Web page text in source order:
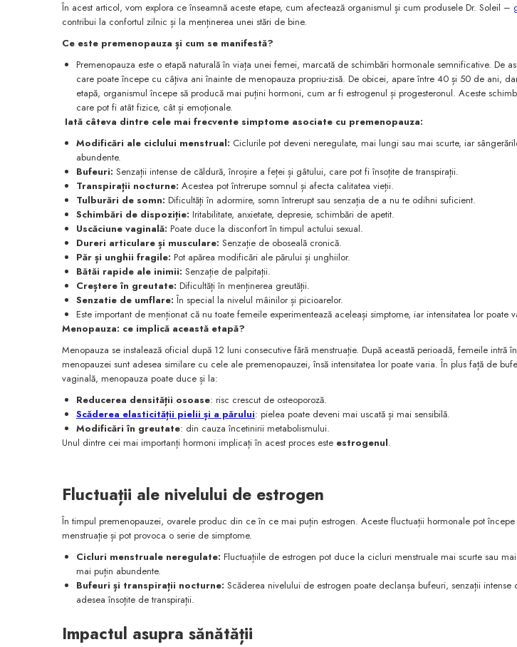
În acest articol, vom explora ce înseamnă aceste etape, cum afectează organismul și cum produsele Dr. Soleil –
contribui la confortul zilnic și la menținerea unei stări de bine.
Ce este premenopauza și cum se manifestă?
Premenopauza este o etapă naturală în viața unei femei, marcată de schimbări hormonale semnificative. De
care poate începe cu câțiva ani înainte de menopauza propriu-zisă. De obicei, apare între 40 și 50 de ani,
etapă, organismul începe să producă mai puțini hormoni, cum ar fi estrogenul și progesteronul. Aceste
care pot fi atât fizice, cât și emoționale.
Iată câteva dintre cele mai frecvente simptome asociate cu premenopauza:
Modificări ale ciclului menstrual: Ciclurile pot deveni neregulate, mai lungi sau mai scurte, iar
abundente.
Bufeuri: Senzații intense de căldură, înroșire a feței și gâtului, care pot fi însoțite de transpirații.
Transpirații nocturne: Acestea pot întrerupe somnul și afecta calitatea vieții.
Tulburări de somn: Dificultăți în adormire, somn întrerupt sau senzația de a nu te odihni suficient.
Schimbări de dispoziție: Iritabilitate, anxietate, depresie, schimbări de apetit.
Uscăciune vaginală: Poate duce la disconfort în timpul actului sexual.
Dureri articulare și musculare: Senzație de oboseală cronică.
Păr și unghii fragile: Pot apărea modificări ale părului și unghiilor.
Bătăi rapide ale inimii: Senzație de palpitații.
Creștere în greutate: Dificultăți în menținerea greutății.
Senzatie de umflare: În special la nivelul mâinilor și picioarelor.
Este important de menționat că nu toate femeile experimentează aceleași simptome, iar intensitatea lor poate
Menopauza: ce implică această etapă?
Menopauza se instalează oficial după 12 luni consecutive fără menstruație. După această perioadă, femeile intră
menopauzei sunt adesea similare cu cele ale premenopauzei, însă intensitatea lor poate varia. În plus față de
vaginală, menopauza poate duce și la:
Reducerea densității osoase: risc crescut de osteoporoză.
Scăderea elasticității pielii și a părului: pielea poate deveni mai uscată și mai sensibilă.
Modificări în greutate: din cauza încetinirii metabolismului.
Unul dintre cei mai importanți hormoni implicați în acest proces este estrogenul.
Fluctuații ale nivelului de estrogen
În timpul premenopauzei, ovarele produc din ce în ce mai puțin estrogen. Aceste fluctuații hormonale pot
menstruație și pot provoca o serie de simptome.
Cicluri menstruale neregulate: Fluctuațiile de estrogen pot duce la cicluri menstruale mai scurte sau
mai puțin abundente.
Bufeuri și transpirații nocturne: Scăderea nivelului de estrogen poate declanșa bufeuri, senzații
adesea însoțite de transpirații.
Impactul asupra sănătății